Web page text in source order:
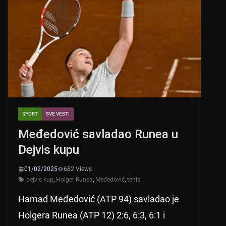
SPORT SVE VESTI
Međedović savladao Runea u
Dejvis kupu
01/02/2025
682 Views
dejvis kup, Holger Runea, Međedović, tenis
Hamad Međedović (ATP 94) savladao je
Holgera Runea (ATP 12) 2:6, 6:3, 6:1 i